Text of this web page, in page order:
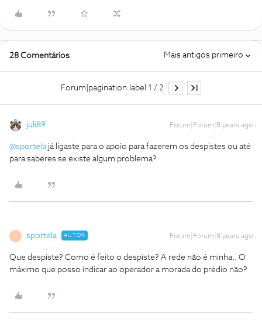
28 Comentários Mais antigos primeiro
Forum|pagination.label 1 / 2
juli89 Forum|Forum|8 years ago
@sportelajá ligaste para o apoio para fazerem os despistes ou até
para saberes se existe algum problema?
S sportela AUTOR Forum|Forum|8 years ago
Que despiste? Como é feito o despiste? A rede não é minha.. O
máximo que posso indicar ao operador a morada do prédio não?